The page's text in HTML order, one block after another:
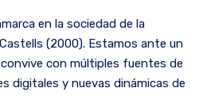
en la sociedad de la
(2000). Estamos ante un
con múltiples fuentes de
digitales y nuevas dinámicas de